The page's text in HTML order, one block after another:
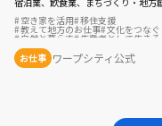
空き家を活用 移住支援
教えて地方のお仕事 文化をつなぐ
自然と暮らす 生産者として生きる
スローな暮らし
歴史をつむぐ 島暮らし
リノベーション・リフォームして
お仕事 ワープシティ公式